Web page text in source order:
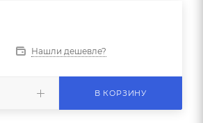
Нашли дешевле?
В КОРЗИНУ